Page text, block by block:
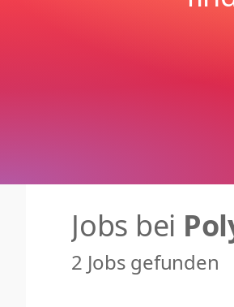
Jobs bei
2 Jobs gefunden